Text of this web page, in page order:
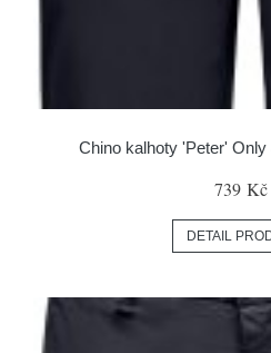
Chino kalhoty 'Peter'
739 Kč
DETAIL